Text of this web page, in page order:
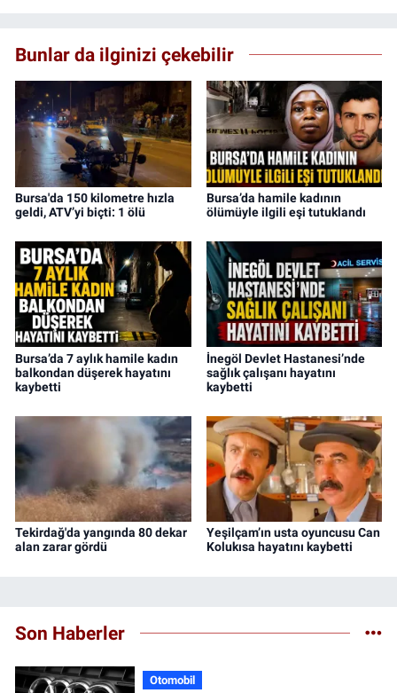
Bunlar da ilginizi çekebilir
Bursa'da 150 kilometre hızla
geldi, ATV’yi biçti: 1 ölü
Bursa’da hamile kadının
ölümüyle ilgili eşi tutuklandı
Bursa’da 7 aylık hamile kadın
balkondan düşerek hayatını
kaybetti
İnegöl Devlet Hastanesi’nde
sağlık çalışanı hayatını
kaybetti
Tekirdağ'da yangında 80 dekar
alan zarar gördü
Yeşilçam’ın usta oyuncusu Can
Kolukısa hayatını kaybetti
Son Haberler
Otomobil